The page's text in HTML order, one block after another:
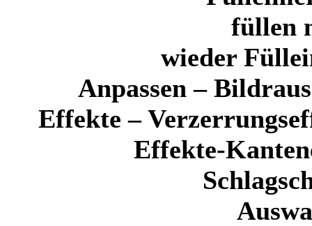
füllen
wieder
Anpassen –
Effekte –
Effekte-